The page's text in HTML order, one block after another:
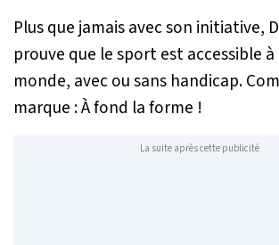
Plus que jamais avec son initiative,
prouve que le sport est accessible
monde, avec ou sans handicap.
marque : À fond la forme !
La suite après cette publicité